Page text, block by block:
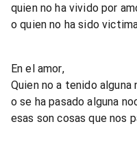
quien no ha vivido por
o quien no ha sido
En el amor,
Quien no a tenido alguna
o se ha pasado alguna
esas son cosas que nos